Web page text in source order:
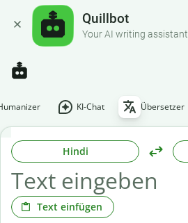
Quillbot
Your AI writing assistant
KI-Chat Übersetzer
Hindi
Text einfügen